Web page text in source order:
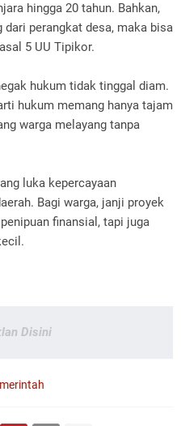
hingga 20 tahun. Bahkan,
perangkat desa, maka bisa
5 UU Tipikor.
hukum tidak tinggal diam.
hukum memang hanya tajam
warga melayang tanpa
luka kepercayaan
Bagi warga, janji proyek
finansial, tapi juga
Disini